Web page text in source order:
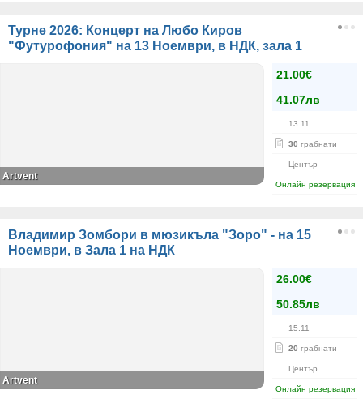
Турне 2026: Концерт на Любо Киров
"Футурофония" на 13 Ноември, в НДК, зала 1
21.00€
41.07лв
13.11
30 грабнати
Център
Онлайн резервация
Artvent
Владимир Зомбори в мюзикъла "Зоро" - на 15
Ноември, в Зала 1 на НДК
26.00€
50.85лв
15.11
20 грабнати
Център
Онлайн резервация
Artvent